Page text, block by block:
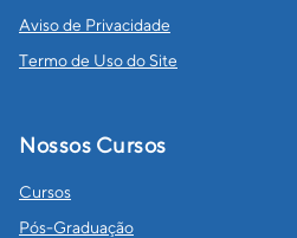
Aviso de Privacidade
Termo de Uso do Site
Nossos Cursos
Cursos
Pós-Graduação